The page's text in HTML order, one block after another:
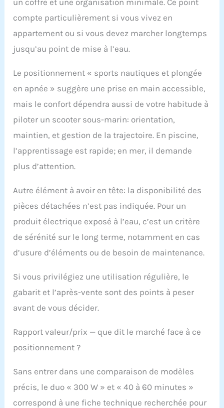
compte particulièrement si vous vivez en
appartement ou si vous devez marcher longtemps
jusqu’au point de mise à l’eau.
Le positionnement « sports nautiques et plongée
en apnée » suggère une prise en main accessible,
mais le confort dépendra aussi de votre habitude à
piloter un scooter sous-marin: orientation,
maintien, et gestion de la trajectoire. En piscine,
l’apprentissage est rapide; en mer, il demande
plus d’attention.
Autre élément à avoir en tête: la disponibilité des
pièces détachées n’est pas indiquée. Pour un
produit électrique exposé à l’eau, c’est un critère
de sérénité sur le long terme, notamment en cas
d’usure d’éléments ou de besoin de maintenance.
Si vous privilégiez une utilisation régulière, le
gabarit et l’après-vente sont des points à peser
avant de vous décider.
Rapport valeur/prix — que dit le marché face à ce
positionnement ?
Sans entrer dans une comparaison de modèles
précis, le duo « 300 W » et « 40 à 60 minutes »
correspond à une fiche technique recherchée pour